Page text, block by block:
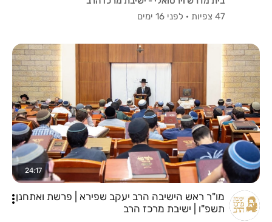
47 צפיות
· לפני 16 ימים
24:17
מו"ר ראש הישיבה הרב יעקב שפירא | פרשת ואתחנן
תשפ"ו | ישיבת מרכז הרב